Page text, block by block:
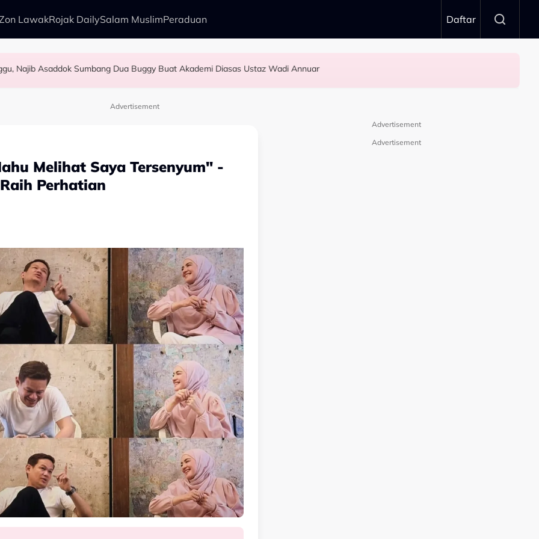
LawakRojak DailySalam MuslimPeraduan Daftar
& Tak Pernah Lupakan..." - Yassin Yahya
Najib Asaddok Sumbang Dua Buggy Buat Akademi Diasas Ustaz Wadi Annuar
Rieffa? Ini Respon Tuan Badan - "Saya Tiada Rasa Sakit Hati Pun..."
Advertisement
Melihat Saya Tersenyum" -
Perhatian
Advertisement
Advertisement